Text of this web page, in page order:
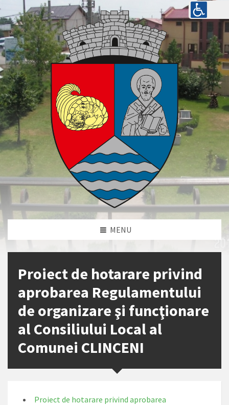
MENU
Proiect de hotarare privind
aprobarea Regulamentului
de organizare şi funcţionare
al Consiliului Local al
Comunei CLINCENI
Proiect de hotarare privind aprobarea